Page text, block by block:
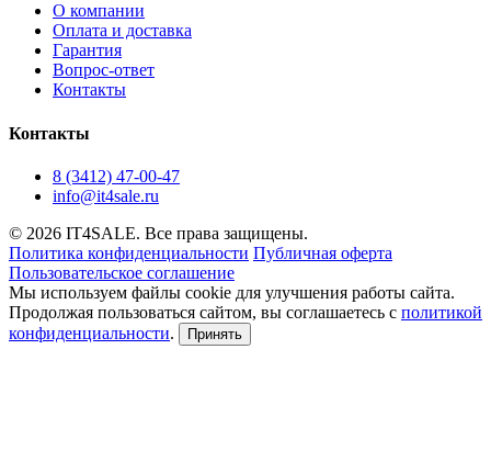
О компании
Оплата и доставка
Гарантия
Вопрос-ответ
Контакты
Контакты
8 (3412) 47-00-47
info@it4sale.ru
© 2026 IT4SALE. Все права защищены.
Политика конфиденциальности Публичная оферта
Пользовательское соглашение
Мы используем файлы cookie для улучшения работы сайта.
Продолжая пользоваться сайтом, вы соглашаетесь с политикой
конфиденциальности. Принять